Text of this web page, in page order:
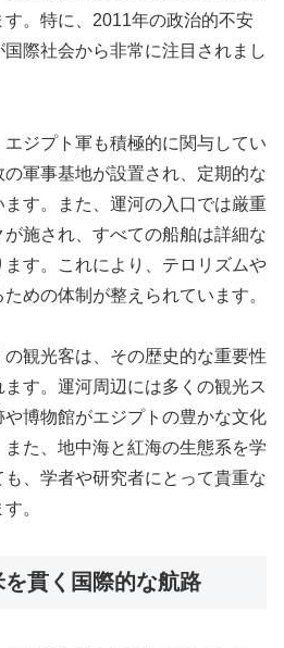
。特に、2011年の政治的不安
際社会から非常に注目されまし
ジプト軍も積極的に関与してい
軍事基地が設置され、定期的な
す。また、運河の入口では厳重
施され、すべての船舶は詳細な
す。これにより、テロリズムや
めの体制が整えられています。
観光客は、その歴史的な重要性
す。運河周辺には多くの観光ス
博物館がエジプトの豊かな文化
た、地中海と紅海の生態系を学
、学者や研究者にとって貴重な
。
貫く国際的な航路